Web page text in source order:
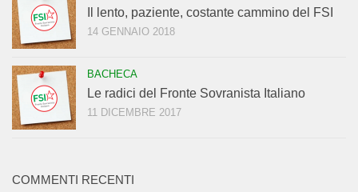
Il lento, paziente, costante cammino del FSI
14 GENNAIO 2018
BACHECA
Le radici del Fronte Sovranista Italiano
11 DICEMBRE 2017
COMMENTI RECENTI